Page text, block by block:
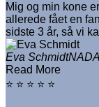
Mig og min kone
allerede fået en
sidste 3 år, så vi
Eva Schmidt
Read More
⭐ ⭐ ⭐ ⭐ ⭐